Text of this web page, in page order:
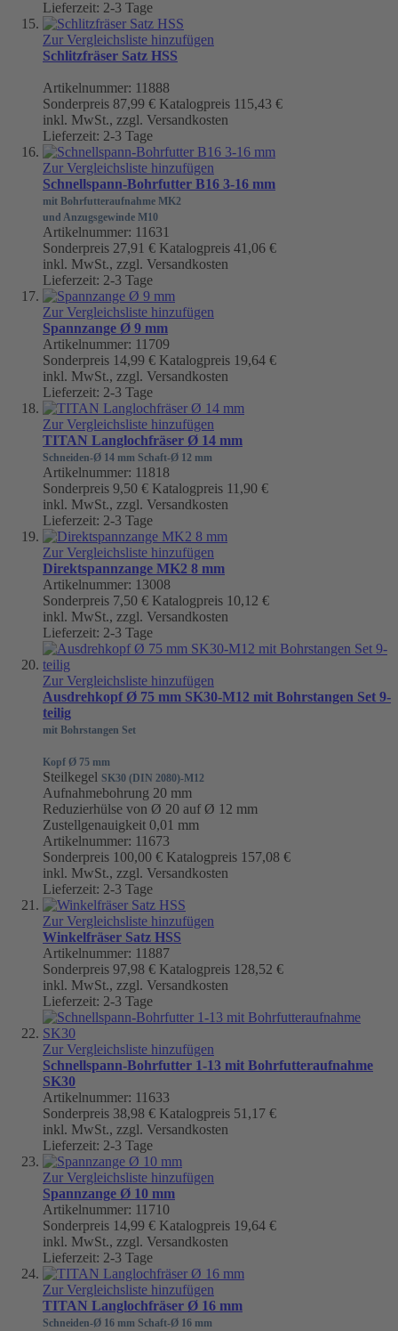
Lieferzeit: 2-3 Tage
Zur Vergleichsliste hinzufügen
Schlitzfräser Satz HSS
Artikelnummer: 11888
Sonderpreis 87,99 € Katalogpreis 115,43 €
inkl. MwSt., zzgl. Versandkosten
Lieferzeit: 2-3 Tage
Zur Vergleichsliste hinzufügen
Schnellspann-Bohrfutter B16 3-16 mm
mit Bohrfutteraufnahme MK2
und Anzugsgewinde M10
Artikelnummer: 11631
Sonderpreis 27,91 € Katalogpreis 41,06 €
inkl. MwSt., zzgl. Versandkosten
Lieferzeit: 2-3 Tage
Zur Vergleichsliste hinzufügen
Spannzange Ø 9 mm
Artikelnummer: 11709
Sonderpreis 14,99 € Katalogpreis 19,64 €
inkl. MwSt., zzgl. Versandkosten
Lieferzeit: 2-3 Tage
Zur Vergleichsliste hinzufügen
TITAN Langlochfräser Ø 14 mm
Schneiden-Ø 14 mm Schaft-Ø 12 mm
Artikelnummer: 11818
Sonderpreis 9,50 € Katalogpreis 11,90 €
inkl. MwSt., zzgl. Versandkosten
Lieferzeit: 2-3 Tage
Zur Vergleichsliste hinzufügen
Direktspannzange MK2 8 mm
Artikelnummer: 13008
Sonderpreis 7,50 € Katalogpreis 10,12 €
inkl. MwSt., zzgl. Versandkosten
Lieferzeit: 2-3 Tage
Zur Vergleichsliste hinzufügen
Ausdrehkopf Ø 75 mm SK30-M12 mit Bohrstangen Set 9-
teilig
mit Bohrstangen Set
Kopf Ø 75 mm
Steilkegel SK30 (DIN 2080)-M12
Aufnahmebohrung 20 mm
Reduzierhülse von Ø 20 auf Ø 12 mm
Zustellgenauigkeit 0,01 mm
Artikelnummer: 11673
Sonderpreis 100,00 € Katalogpreis 157,08 €
inkl. MwSt., zzgl. Versandkosten
Lieferzeit: 2-3 Tage
Zur Vergleichsliste hinzufügen
Winkelfräser Satz HSS
Artikelnummer: 11887
Sonderpreis 97,98 € Katalogpreis 128,52 €
inkl. MwSt., zzgl. Versandkosten
Lieferzeit: 2-3 Tage
Zur Vergleichsliste hinzufügen
Schnellspann-Bohrfutter 1-13 mit Bohrfutteraufnahme
SK30
Artikelnummer: 11633
Sonderpreis 38,98 € Katalogpreis 51,17 €
inkl. MwSt., zzgl. Versandkosten
Lieferzeit: 2-3 Tage
Zur Vergleichsliste hinzufügen
Spannzange Ø 10 mm
Artikelnummer: 11710
Sonderpreis 14,99 € Katalogpreis 19,64 €
inkl. MwSt., zzgl. Versandkosten
Lieferzeit: 2-3 Tage
Zur Vergleichsliste hinzufügen
TITAN Langlochfräser Ø 16 mm
Schneiden-Ø 16 mm Schaft-Ø 16 mm